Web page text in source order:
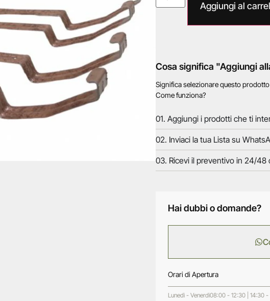
Aggiungi al
Cosa significa "Aggiungi
Significa selezionare questo
Come funziona?
01. Aggiungi i prodotti che ti
02. Inviaci la tua Lista su
03. Ricevi il preventivo in 24/48
Hai dubbi o domande?
Orari di Apertura
Lunedì - Venerdì08:00 - 12:30 | 14:30 -